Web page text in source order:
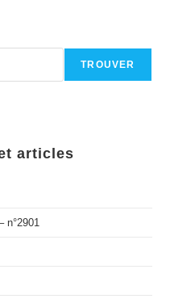
TROUVER
articles
n°2901